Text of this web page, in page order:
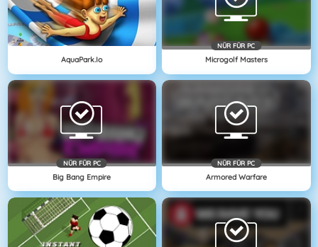
AquaPark.io
NÜR FÜR PC
Microgolf Masters
NÜR FÜR PC
Big Bang Empire
NÜR FÜR PC
Armored Warfare